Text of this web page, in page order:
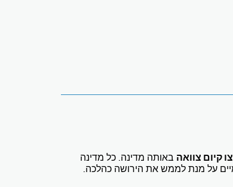
קיום צוואה באותה מדינה. כל מדינה
על מנת לממש את הירושה כהלכה.